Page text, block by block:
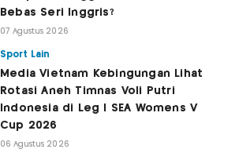
Bebas Seri Inggris?
07 Agustus 2026
Sport Lain
Media Vietnam Kebingungan Lihat
Rotasi Aneh Timnas Voli Putri
Indonesia di Leg I SEA Womens V
Cup 2026
06 Agustus 2026